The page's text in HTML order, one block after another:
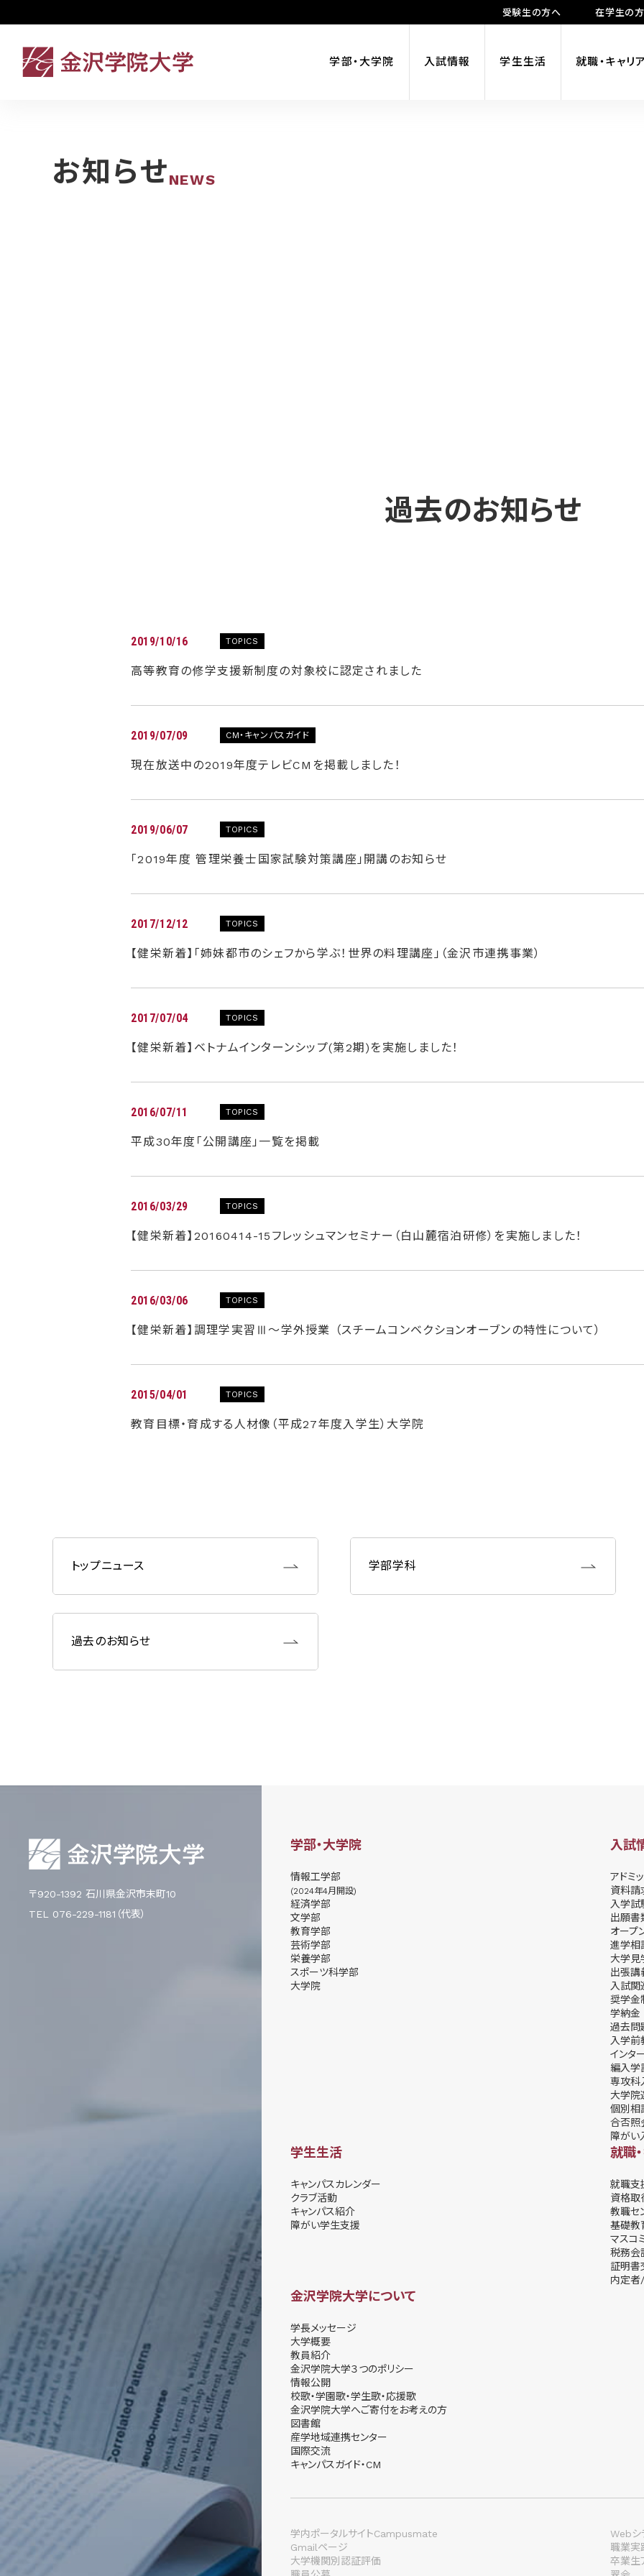
学部・大学院 入試情報 学生生活 就職・キャリ
受験生の方へ 在学生の
お知らせNEWS
過去のお知らせ
2019/10/16 TOPICS
高等教育の修学支援新制度の対象校に認定されました
2019/07/09 CM・キャンパスガイド
現在放送中の2019年度テレビCMを掲載しました！
2019/06/07 TOPICS
「2019年度 管理栄養士国家試験対策講座」開講のお知らせ
2017/12/12 TOPICS
【健栄新着】「姉妹都市のシェフから学ぶ！世界の料理講座」（金沢市連携事業）
2017/07/04 TOPICS
【健栄新着】ベトナムインターンシップ(第2期)を実施しました！
2016/07/11 TOPICS
平成30年度「公開講座」一覧を掲載
2016/03/29 TOPICS
【健栄新着】20160414-15フレッシュマンセミナー（白山麓宿泊研修）を実施しました！
2016/03/06 TOPICS
【健栄新着】調理学実習Ⅲ～学外授業 （スチームコンベクションオーブンの特性について）
2015/04/01 TOPICS
教育目標・育成する人材像（平成27年度入学生）大学院
トップニュース 学部学科
過去のお知らせ
〒920-1392 石川県金沢市末町10
TEL 076-229-1181（代表）
学部・大学院
情報工学部
(2024年4月開設)
経済学部
文学部
教育学部
芸術学部
栄養学部
スポーツ科学部
大学院
入試
アドミ
資料請
⼊学試
出願書
オープ
進学相
⼤学⾒
出張講
⼊試関
奨学⾦
学納⾦
過去問
入学前
インタ
編入学
専攻科
大学院
個別相
合否照
障がい
学生生活
キャンパスカレンダー
クラブ活動
キャンパス紹介
障がい学⽣⽀援
就職
就職支
資格取
教職セ
基礎教
マスコ
税務会
証明書
内定者
金沢学院大学について
学長メッセージ
大学概要
教員紹介
金沢学院大学３つのポリシー
情報公開
校歌・学園歌・学生歌・応援歌
金沢学院大学へご寄付をお考えの方
図書館
産学地域連携センター
国際交流
キャンパスガイド・CM
学内ポータルサイトCampusmate
Webシ
Gmailページ
職業実
大学機関別認証評価
卒業生